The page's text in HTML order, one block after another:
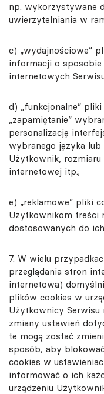
np. wykorzystywane
uwierzytelniania w
c) „wydajnościowe”
informacji o
internetowych
d) „funkcjonalne”
„zapamiętanie”
personalizację
wybranego języka
Użytkownik,
internetowej itp.;
e) „reklamowe” pliki
Użytkownikom treści
dostosowanych do
7. W wielu
przeglądania stron
internetowa)
plików cookies w
Użytkownicy Serwisu
zmiany ustawień
te mogą zostać
sposób, aby
cookies w
informować o ich
urządzeniu